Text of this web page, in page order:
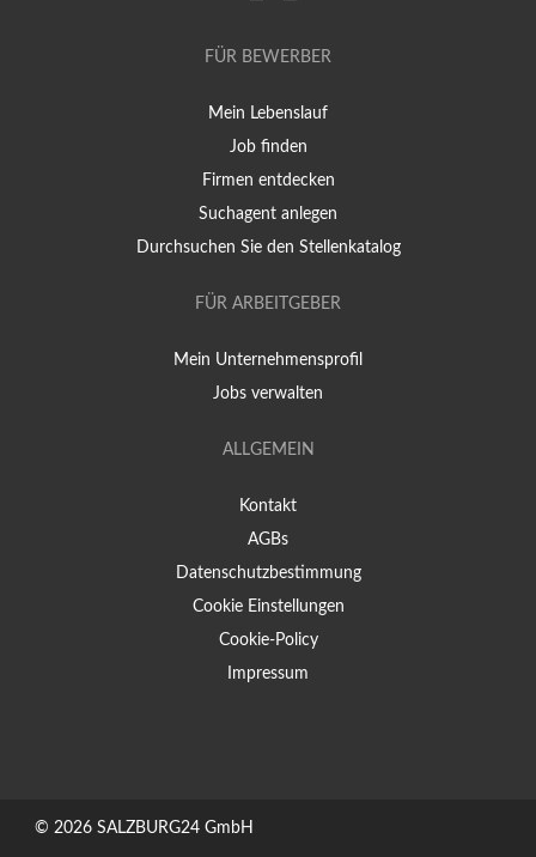
FÜR BEWERBER
Mein Lebenslauf
Job finden
Firmen entdecken
Suchagent anlegen
Durchsuchen Sie den Stellenkatalog
FÜR ARBEITGEBER
Mein Unternehmensprofil
Jobs verwalten
ALLGEMEIN
Kontakt
AGBs
Datenschutzbestimmung
Cookie Einstellungen
Cookie-Policy
Impressum
© 2026 SALZBURG24 GmbH